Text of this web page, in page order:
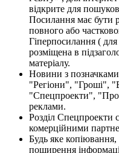
відкрите для
Посилання має бути
повного або
Гіперпосилання (
розміщена в
матеріалу.
Новини з
"Регіони", "Гроші",
"Спецпроекти",
реклами.
Розділ Спецпроекти
комерційними
Будь яке
поширення